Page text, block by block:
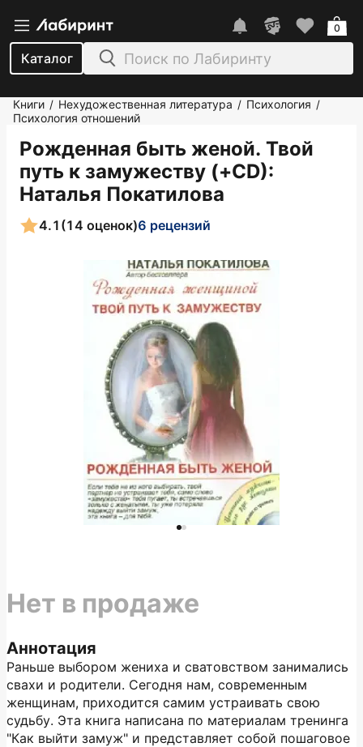
Каталог
0
Книги / Нехудожественная литература / Психология /
Психология отношений
Рожденная быть женой. Твой
путь к замужеству (+CD):
Наталья Покатилова
4.1 (14 оценок)6 рецензий
Аннотация
Раньше выбором жениха и сватовством занимались
свахи и родители. Сегодня нам, современным
женщинам, приходится самим устраивать свою
судьбу. Эта книга написана по материалам тренинга
"Как выйти замуж" и представляет собой пошаговое
Нет в продаже